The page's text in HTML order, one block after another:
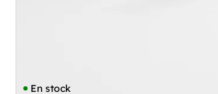
En stock